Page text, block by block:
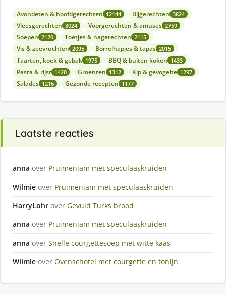
Avondeten & hoofdgerechten 12144 Bijgerechten 3824
Vleesgerechten 3024 Voorgerechten & amuses 2759
Soepen 2120 Toetjes & nagerechten 2115
Vis & zeevruchten 2095 Borrelhapjes & tapas 2015
Taarten, koek & gebak 1975 BBQ & buiten koken 1433
Pasta & rijst 1420 Groenten 1312 Kip & gevogelte 1297
Salades 1216 Gezonde recepten 1177
Laatste reacties
anna over Pruimenjam met speculaaskruiden
Wilmie over Pruimenjam met speculaaskruiden
HarryLohr over Gevuld Turks brood
anna over Pruimenjam met speculaaskruiden
anna over Snelle courgettesoep met witte kaas
Wilmie over Ovenschotel met courgette en tonijn